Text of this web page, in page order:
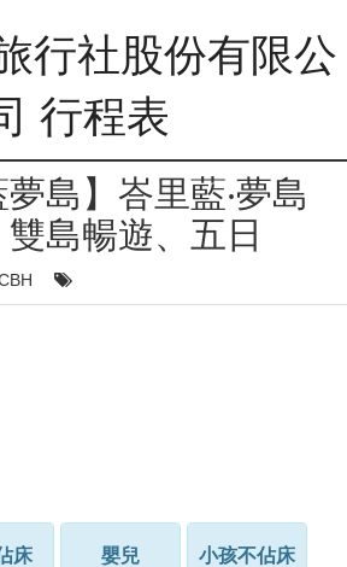
行社股份有限公
行程表
夢島】峇里藍‧夢島
島暢遊、五日
床 嬰兒 小孩不佔床